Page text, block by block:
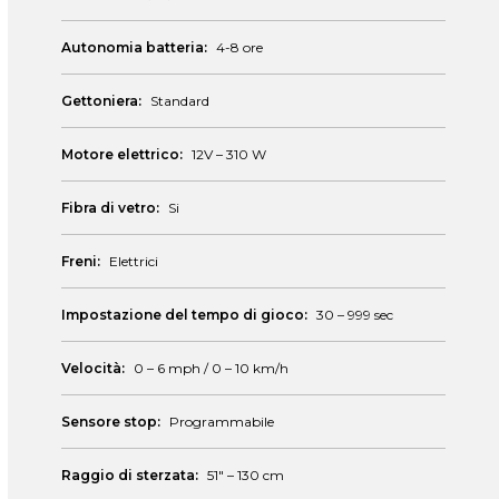
Autonomia batteria: 4-8 ore
Gettoniera: Standard
Motore elettrico: 12V – 310 W
Fibra di vetro: Si
Freni: Elettrici
Impostazione del tempo di gioco: 30 – 999 sec
Velocità: 0 – 6 mph / 0 – 10 km/h
Sensore stop: Programmabile
Raggio di sterzata: 51″ – 130 cm